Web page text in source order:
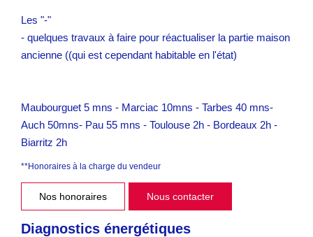
Les "-"
- quelques travaux à faire pour réactualiser la partie maison
ancienne ((qui est cependant habitable en l'état)
Maubourguet 5 mns - Marciac 10mns - Tarbes 40 mns-
Auch 50mns- Pau 55 mns - Toulouse 2h - Bordeaux 2h -
Biarritz 2h
**Honoraires à la charge du vendeur
Nos honoraires Nous contacter
Diagnostics énergétiques